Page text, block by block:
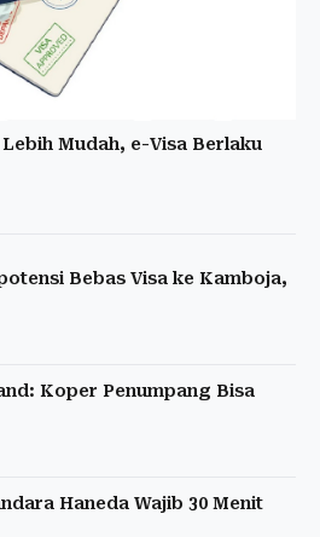
Mudah, e-Visa Berlaku
Bebas Visa ke Kamboja,
Koper Penumpang Bisa
Haneda Wajib 30 Menit